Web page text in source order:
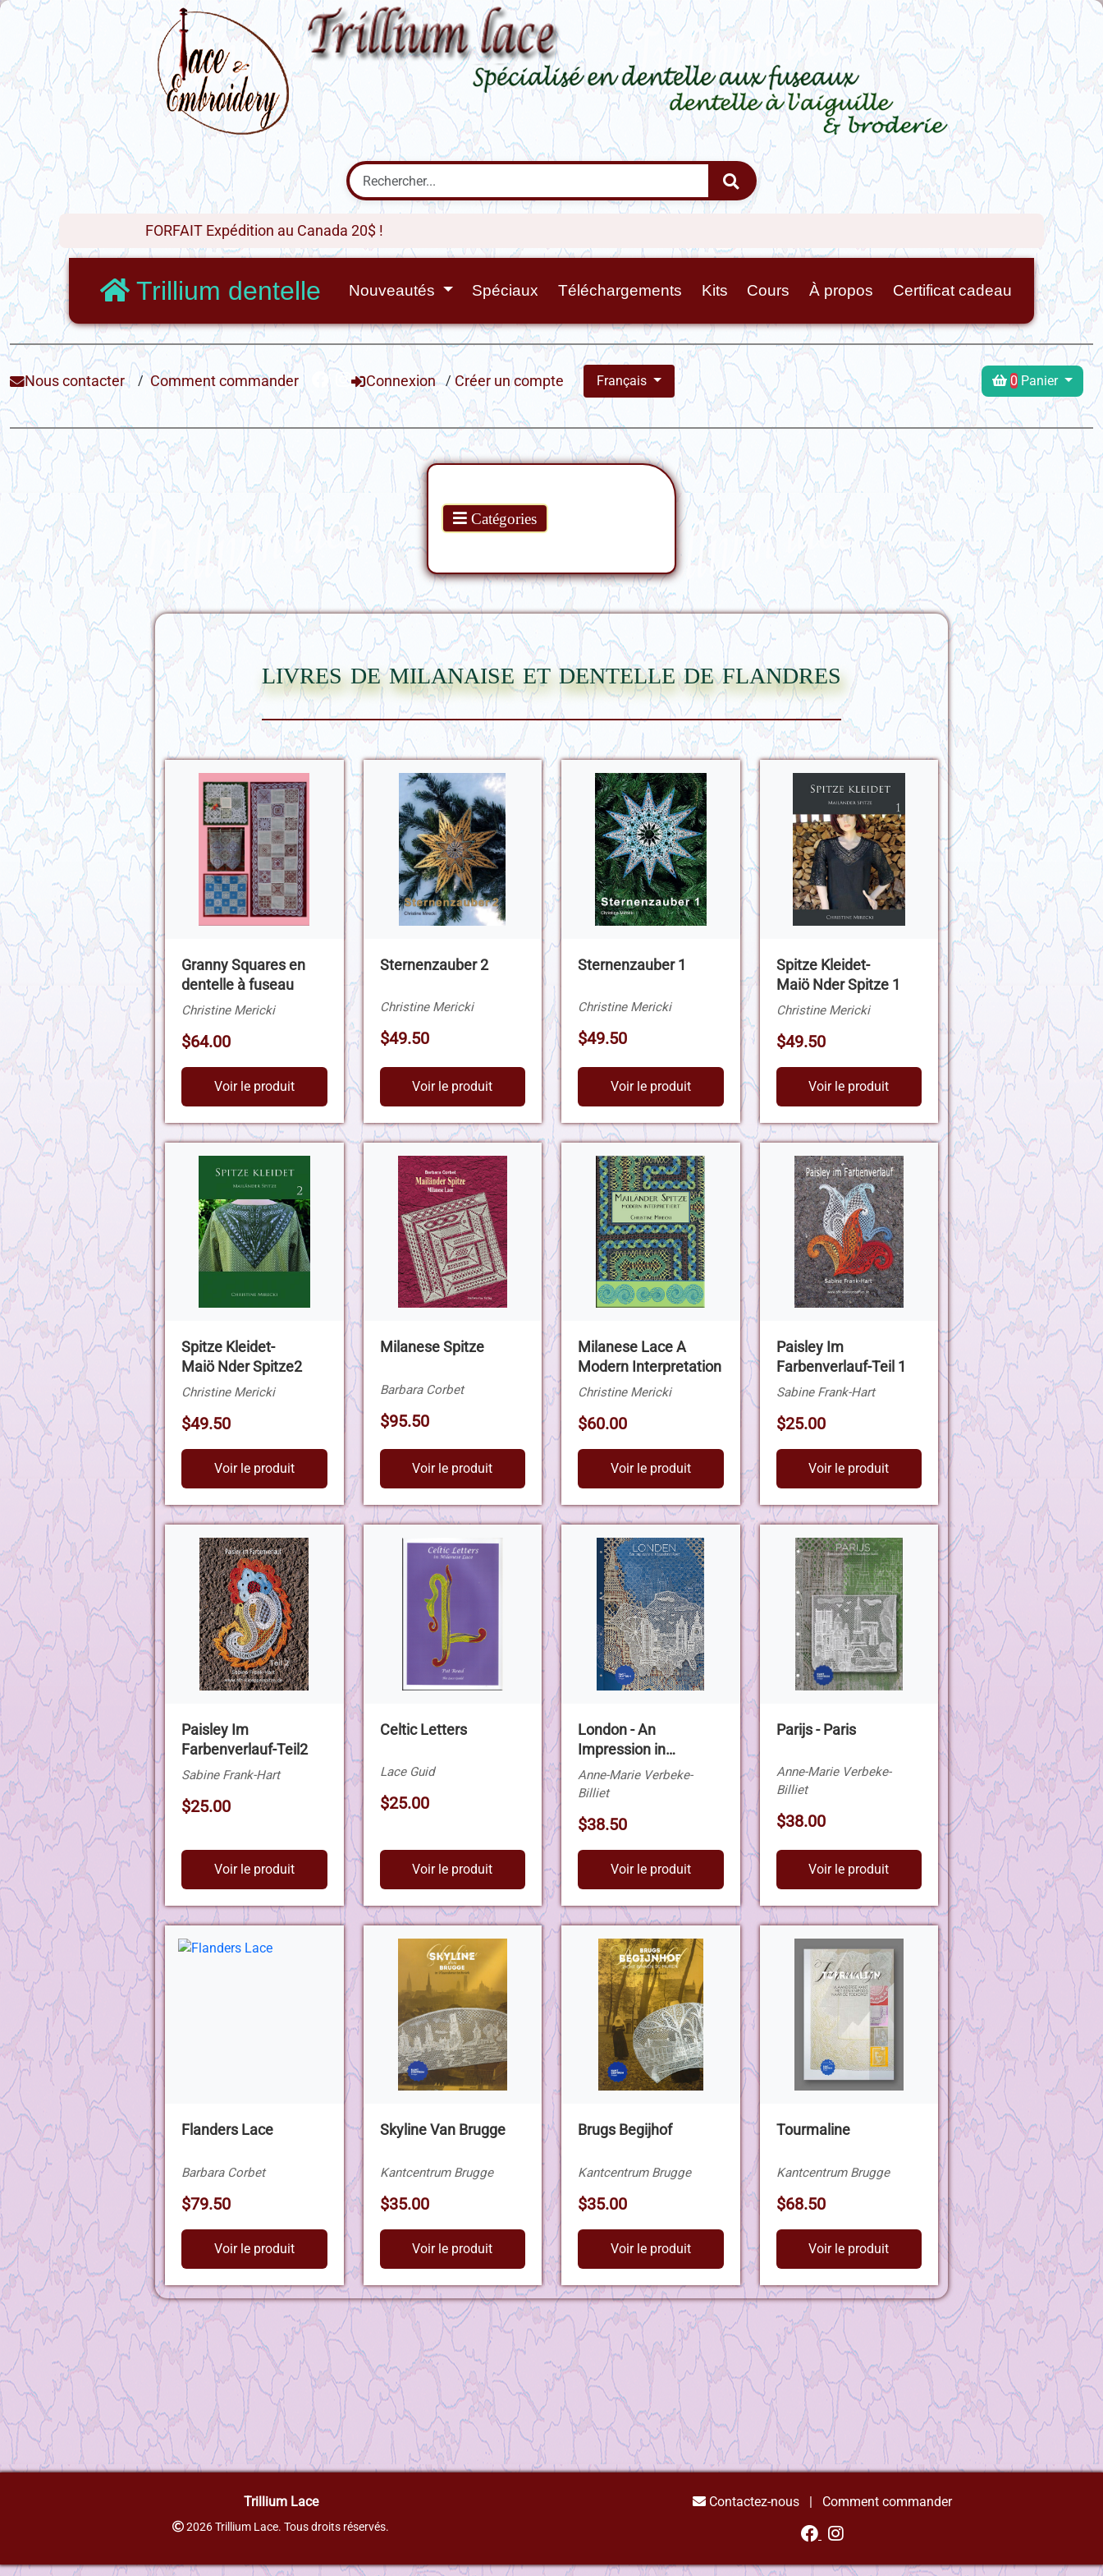
FORFAIT Expédition au Canada 20$ !
Trillium dentelle Nouveautés Spéciaux Téléchargements Kits Cours À propos Certificat cadeau
Nous contacter / Comment commander Connexion / Créer un compte Français 0 Panier
Catégories
livres de milanaise et dentelle de flandres
Granny Squares en
dentelle à fuseau
Christine Mericki
$64.00
Voir le produit
Sternenzauber 2
Christine Mericki
$49.50
Voir le produit
Sternenzauber 1
Christine Mericki
$49.50
Voir le produit
Spitze Kleidet-
Maiö Nder Spitze 1
Christine Mericki
$49.50
Voir le produit
Spitze Kleidet-
Maiö Nder Spitze2
Christine Mericki
$49.50
Voir le produit
Milanese Spitze
Barbara Corbet
$95.50
Voir le produit
Milanese Lace A
Modern Interpretation
Christine Mericki
$60.00
Voir le produit
Paisley Im
Farbenverlauf-Teil 1
Sabine Frank-Hart
$25.00
Voir le produit
Paisley Im
Farbenverlauf-Teil2
Sabine Frank-Hart
$25.00
Voir le produit
Celtic Letters
Lace Guid
$25.00
Voir le produit
London - An
Impression in
Flanders Lace
Anne-Marie Verbeke-
Billiet
$38.50
Voir le produit
Parijs - Paris
Anne-Marie Verbeke-
Billiet
$38.00
Voir le produit
Flanders Lace
Barbara Corbet
$79.50
Voir le produit
Skyline Van Brugge
Kantcentrum Brugge
$35.00
Voir le produit
Brugs Begijhof
Kantcentrum Brugge
$35.00
Voir le produit
Tourmaline
Kantcentrum Brugge
$68.50
Voir le produit
Trillium Lace
2026 Trillium Lace. Tous droits réservés.
Contactez-nous | Comment commander